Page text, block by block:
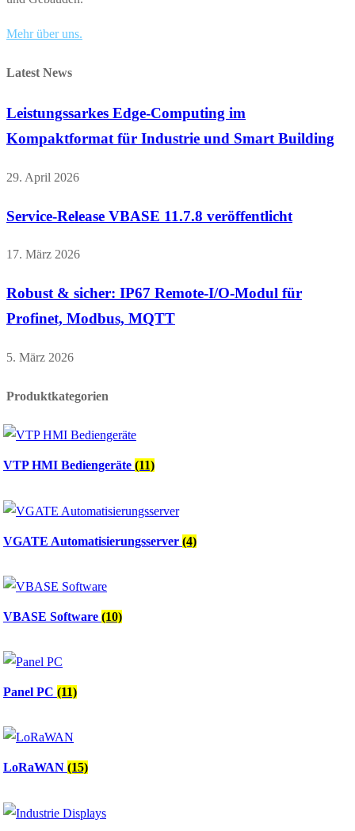
Mehr über uns.
Latest News
Leistungssarkes Edge-Computing im
Kompaktformat für Industrie und Smart Building
29. April 2026
Service-Release VBASE 11.7.8 veröffentlicht
17. März 2026
Robust & sicher: IP67 Remote-I/O-Modul für
Profinet, Modbus, MQTT
5. März 2026
Produktkategorien
VTP HMI Bediengeräte (11)
VGATE Automatisierungsserver (4)
VBASE Software (10)
Panel PC (11)
LoRaWAN (15)